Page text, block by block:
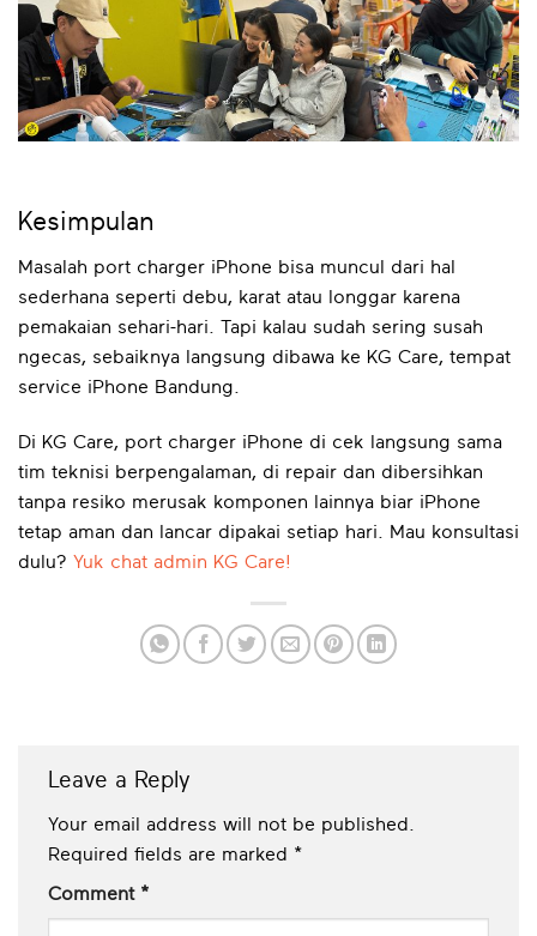
Kesimpulan
Masalah port charger iPhone bisa muncul dari hal
sederhana seperti debu, karat atau longgar karena
pemakaian sehari-hari. Tapi kalau sudah sering susah
ngecas, sebaiknya langsung dibawa ke KG Care, tempat
service iPhone Bandung.
Di KG Care, port charger iPhone di cek langsung sama
tim teknisi berpengalaman, di repair dan dibersihkan
tanpa resiko merusak komponen lainnya biar iPhone
tetap aman dan lancar dipakai setiap hari. Mau konsultasi
dulu? Yuk chat admin KG Care!
Leave a Reply
Your email address will not be published.
Required fields are marked *
Comment *